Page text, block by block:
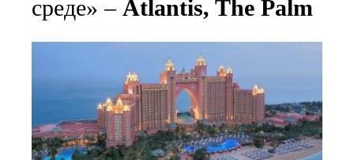
среде» – Atlantis, The Palm